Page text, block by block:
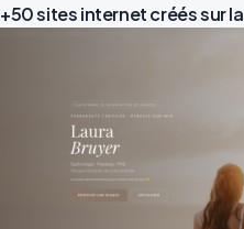
+50 sites internet créés sur la